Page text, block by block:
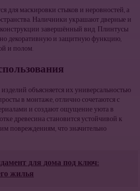
для маскировки стыков и неровностей, а
Наличники украшают дверные и
завершённый вид. Плинтусы
декоративную и защитную функцию,
и полом.
объясняется их универсальностью
в монтаже, отлично сочетаются с
и создают ощущение уюта в
древесина становится устойчивой к
повреждениям, что значительно
для дома под ключ:
жилья